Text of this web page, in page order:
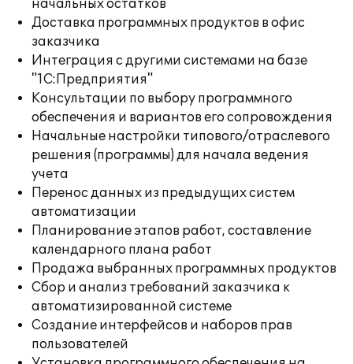
начальных остатков
Доставка программных продуктов в офис
заказчика
Интеграция с другими системами на базе
"1С:Предприятия"
Консультации по выбору программного
обеспечения и вариантов его сопровождения
Начальные настройки типового/отраслевого
решения (программы) для начала ведения
учета
Перенос данных из предыдущих систем
автоматизации
Планирование этапов работ, составление
календарного плана работ
Продажа выбранных программных продуктов
Сбор и анализ требований заказчика к
автоматизированной системе
Создание интерфейсов и наборов прав
пользователей